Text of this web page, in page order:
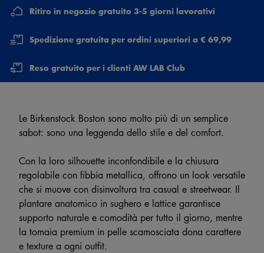
Ritiro in negozio gratuito 3-5 giorni lavorativi
Spedizione gratuita per ordini superiori a € 69,99
Reso gratuito per i clienti AW LAB Club
Le Birkenstock Boston sono molto più di un semplice
sabot: sono una leggenda dello stile e del comfort.
Con la loro silhouette inconfondibile e la chiusura
regolabile con fibbia metallica, offrono un look versatile
che si muove con disinvoltura tra casual e streetwear. Il
plantare anatomico in sughero e lattice garantisce
supporto naturale e comodità per tutto il giorno, mentre
la tomaia premium in pelle scamosciata dona carattere
e texture a ogni outfit.